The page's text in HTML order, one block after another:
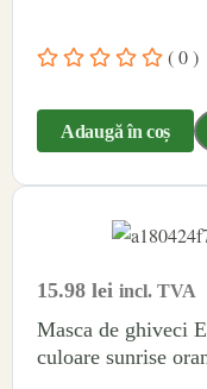
( 0 )
Adaugă în coș
15.98 lei incl. TVA
Masca de ghiveci
culoare sunrise